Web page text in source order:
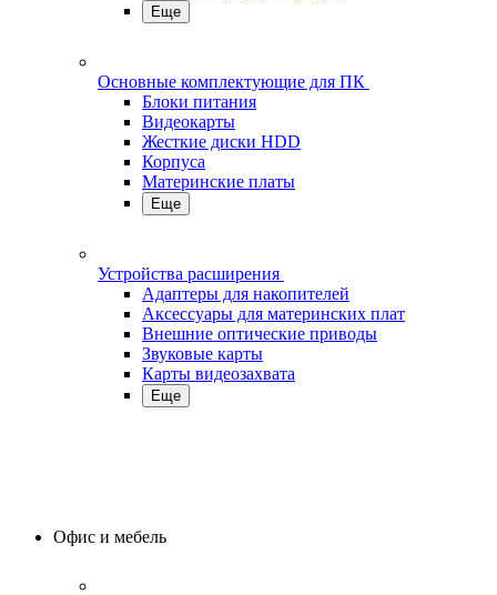
Еще
Основные комплектующие для ПК
Блоки питания
Видеокарты
Жесткие диски HDD
Корпуса
Материнские платы
Еще
Устройства расширения
Адаптеры для накопителей
Аксессуары для материнских плат
Внешние оптические приводы
Звуковые карты
Карты видеозахвата
Еще
Офис и мебель